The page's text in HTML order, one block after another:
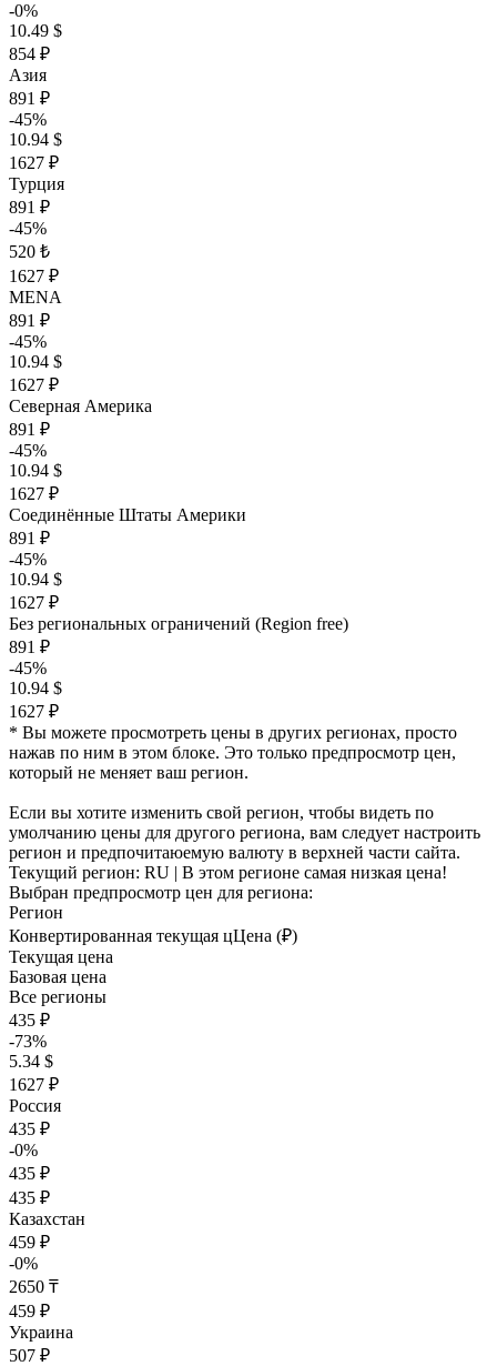
-0%
10.49 $
854 ₽
Азия
891 ₽
-45%
10.94 $
1627 ₽
Турция
891 ₽
-45%
520 ₺
1627 ₽
MENA
891 ₽
-45%
10.94 $
1627 ₽
Северная Америка
891 ₽
-45%
10.94 $
1627 ₽
Соединённые Штаты Америки
891 ₽
-45%
10.94 $
1627 ₽
Без региональных ограничений (Region free)
891 ₽
-45%
10.94 $
1627 ₽
* Вы можете просмотреть цены в других регионах, просто
нажав по ним в этом блоке. Это только предпросмотр цен,
который не меняет ваш регион.
Если вы хотите изменить свой регион, чтобы видеть по
умолчанию цены для другого региона, вам следует настроить
регион и предпочитаюемую валюту в верхней части сайта.
Текущий регион: RU | В этом регионе самая низкая цена!
Выбран предпросмотр цен для региона:
Регион
Конвертированная текущая цЦена (₽)
Текущая цена
Базовая цена
Все регионы
435 ₽
-73%
5.34 $
1627 ₽
Россия
435 ₽
-0%
435 ₽
435 ₽
Казахстан
459 ₽
-0%
2650 ₸
459 ₽
Украина
507 ₽